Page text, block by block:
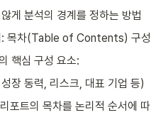
게 분석의 경계를 정하는 방법
: 목차(Table of Contents) 구성
핵심 구성 요소:
장 동력, 리스크, 대표 기업 등)
포트의 목차를 논리적 순서에 따